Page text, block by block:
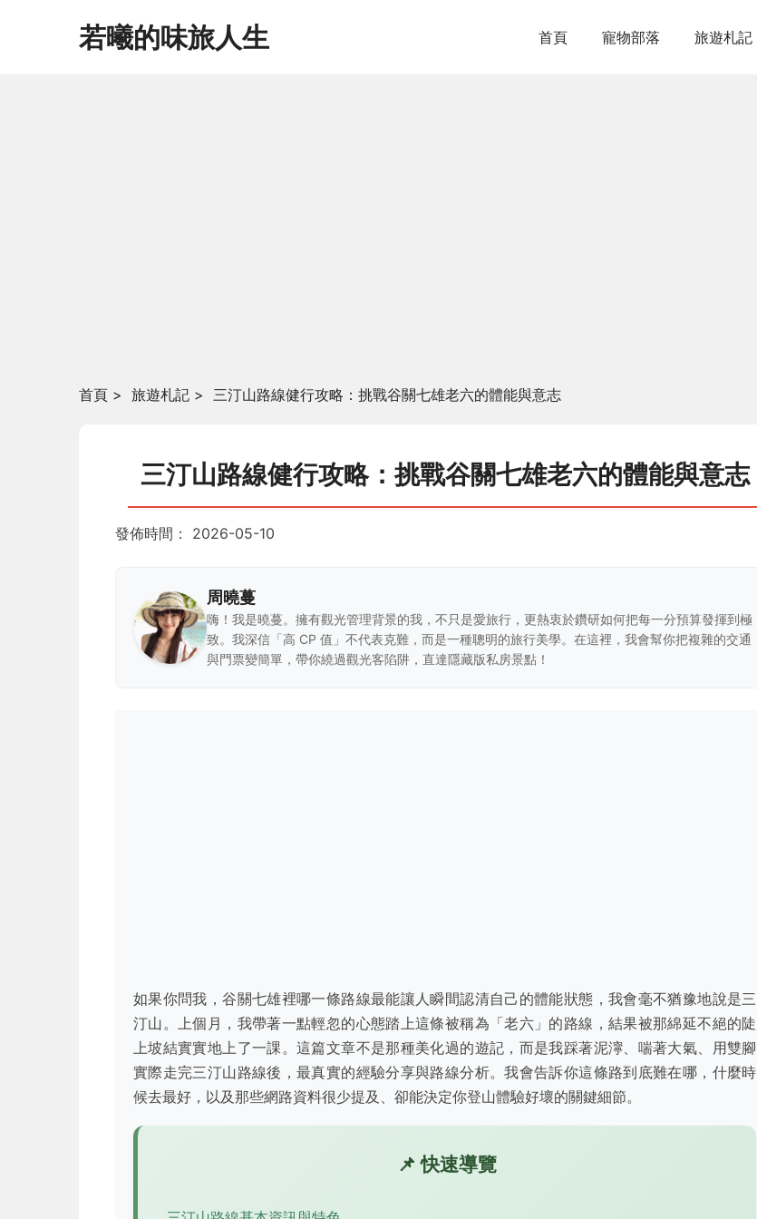
若曦的味旅人生 首頁 寵物部落 旅遊札記
首頁 > 旅遊札記 > 三汀山路線健行攻略：挑戰谷關七雄老六的體能與意志
三汀山路線健行攻略：挑戰谷關七雄老六的體能與意志
發佈時間： 2026-05-10
周曉蔓
嗨！我是曉蔓。擁有觀光管理背景的我，不只是愛旅行，更熱衷於鑽研如何把每一分預算發揮到極
致。我深信「高 CP 值」不代表克難，而是一種聰明的旅行美學。在這裡，我會幫你把複雜的交通
與門票變簡單，帶你繞過觀光客陷阱，直達隱藏版私房景點！
如果你問我，谷關七雄裡哪一條路線最能讓人瞬間認清自己的體能狀態，我會毫不猶豫地說是三
汀山。上個月，我帶著一點輕忽的心態踏上這條被稱為「老六」的路線，結果被那綿延不絕的陡
上坡結實實地上了一課。這篇文章不是那種美化過的遊記，而是我踩著泥濘、喘著大氣、用雙腳
實際走完三汀山路線後，最真實的經驗分享與路線分析。我會告訴你這條路到底難在哪，什麼時
候去最好，以及那些網路資料很少提及、卻能決定你登山體驗好壞的關鍵細節。
📌 快速導覽